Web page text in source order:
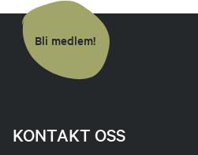
Bli medlem!
KONTAKT OSS